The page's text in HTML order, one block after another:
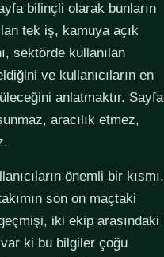
bilinçli olarak bunların
tek iş, kamuya açık
sektörde kullanılan
ve kullanıcıların en
anlatmaktır. Sayfa
aracılık etmez,
önemli bir kısmı,
son on maçtaki
iki ekip arasındaki
ki bu bilgiler çoğu